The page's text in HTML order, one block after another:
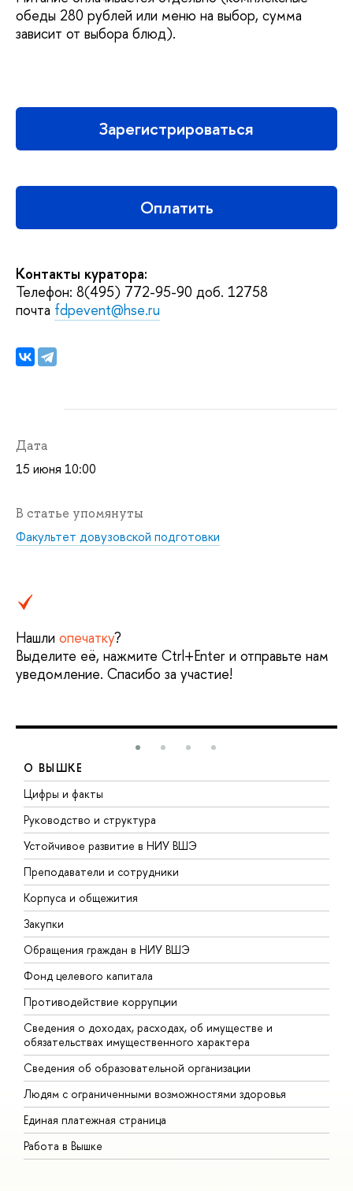
обеды 280 рублей или меню на выбор, сумма
зависит от выбора блюд).
Зарегистрироваться
Оплатить
Контакты куратора:
Телефон: 8(495) 772-95-90 доб. 12758
почта fdpevent@hse.ru
Дата
15 июня 10:00
В статье упомянуты
Факультет довузовской подготовки
Нашли опечатку?
Выделите её, нажмите Ctrl+Enter и отправьте нам
уведомление. Спасибо за участие!
О ВЫШКЕ
Цифры и факты
Руководство и структура
Устойчивое развитие в НИУ ВШЭ
Преподаватели и сотрудники
Корпуса и общежития
Закупки
Обращения граждан в НИУ ВШЭ
Фонд целевого капитала
Противодействие коррупции
Сведения о доходах, расходах, об имуществе и
обязательствах имущественного характера
Сведения об образовательной организации
Людям с ограниченными возможностями здоровья
Единая платежная страница
Работа в Вышке